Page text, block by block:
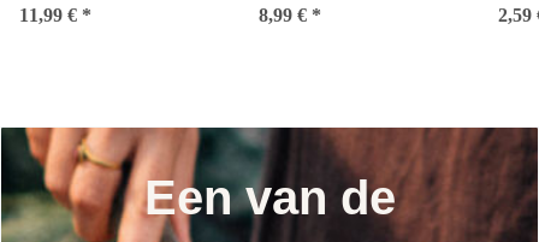
11,99 € * 8,99 € * 2,59
Een van de